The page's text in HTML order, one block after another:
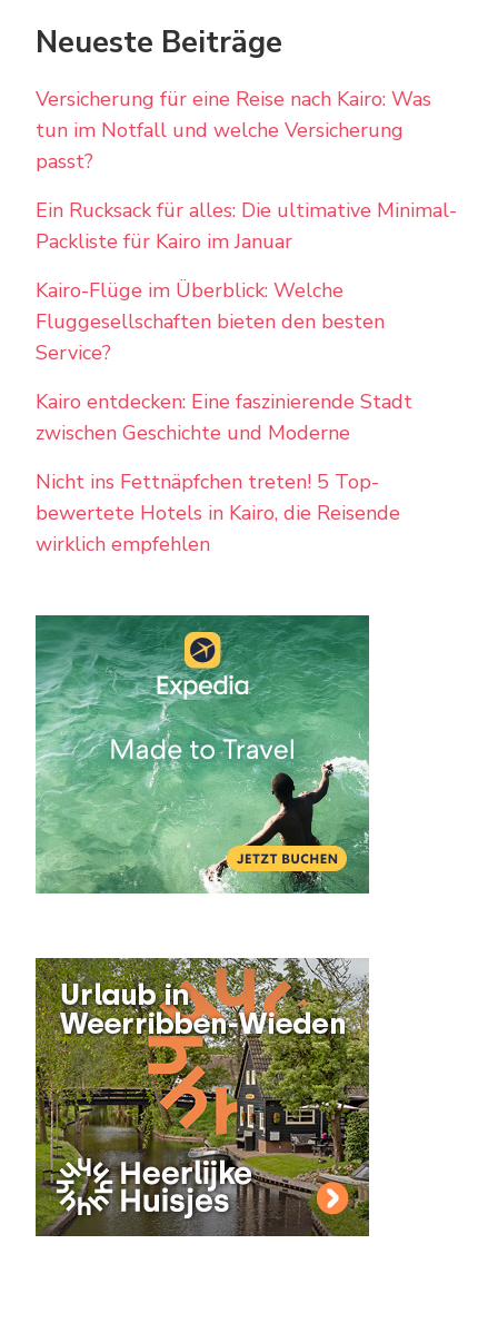
Neueste Beiträge
Versicherung für eine Reise nach Kairo: Was
tun im Notfall und welche Versicherung
passt?
Ein Rucksack für alles: Die ultimative Minimal-
Packliste für Kairo im Januar
Kairo-Flüge im Überblick: Welche
Fluggesellschaften bieten den besten
Service?
Kairo entdecken: Eine faszinierende Stadt
zwischen Geschichte und Moderne
Nicht ins Fettnäpfchen treten! 5 Top-
bewertete Hotels in Kairo, die Reisende
wirklich empfehlen